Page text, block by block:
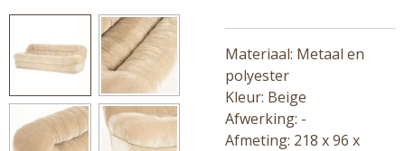
Materiaal: Metaal en
polyester
Kleur: Beige
Afwerking: -
Afmeting: 218 x 96 x